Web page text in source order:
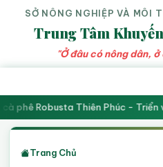
SỞ NÔNG NGHIỆP VÀ MÔI
Trung Tâm
"Ở đâu có nông dân,
phê Robusta Thiên Phúc -
Trang Chủ